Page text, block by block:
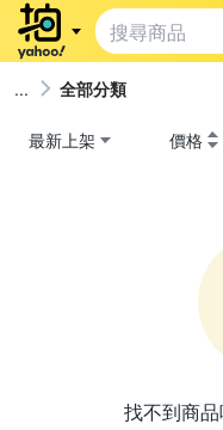
全部分類
最新上架 價格
找不到商